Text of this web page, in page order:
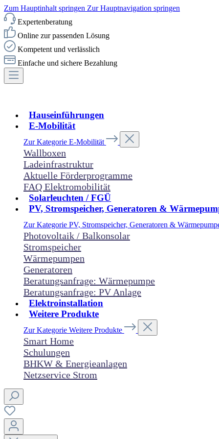
Zum Hauptinhalt springen Zur Hauptnavigation springen
Expertenberatung
Online zur passenden Lösung
Kompetent und verlässlich
Einfache und sichere Bezahlung
Hauseinführungen
E-Mobilität
Zur Kategorie E-Mobilität
Wallboxen
Ladeinfrastruktur
Aktuelle Förderprogramme
FAQ Elektromobilität
Solarleuchten / FGÜ
PV, Stromspeicher, Generatoren &
Zur Kategorie PV, Stromspeicher, Generatoren &
Photovoltaik / Balkonsolar
Stromspeicher
Wärmepumpen
Generatoren
Beratungsanfrage: Wärmepumpe
Beratungsanfrage: PV Anlage
Elektroinstallation
Weitere Produkte
Zur Kategorie Weitere Produkte
Smart Home
Schulungen
BHKW & Energieanlagen
Netzservice Strom